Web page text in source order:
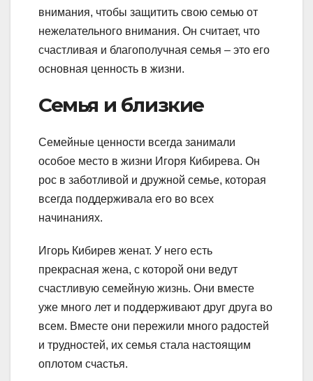
внимания, чтобы защитить свою семью от
нежелательного внимания. Он считает, что
счастливая и благополучная семья – это его
основная ценность в жизни.
Семья и близкие
Семейные ценности всегда занимали
особое место в жизни Игоря Кибирева. Он
рос в заботливой и дружной семье, которая
всегда поддерживала его во всех
начинаниях.
Игорь Кибирев женат. У него есть
прекрасная жена, с которой они ведут
счастливую семейную жизнь. Они вместе
уже много лет и поддерживают друг друга во
всем. Вместе они пережили много радостей
и трудностей, их семья стала настоящим
оплотом счастья.